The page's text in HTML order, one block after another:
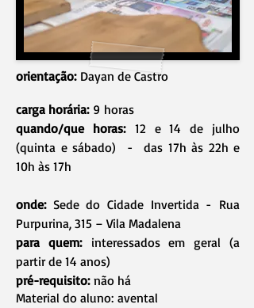
orientação:Dayan de Castro
carga horária:9 horas
quando/que horas:12 e 14 de julho
(quinta e sábado) - das 17h às 22h e
10h às 17h
onde: Sede do Cidade Invertida - Rua
Purpurina, 315 – Vila Madalena
para quem:interessados em geral (a
partir de 14 anos)
pré-requisito:não há
Material do aluno: avental